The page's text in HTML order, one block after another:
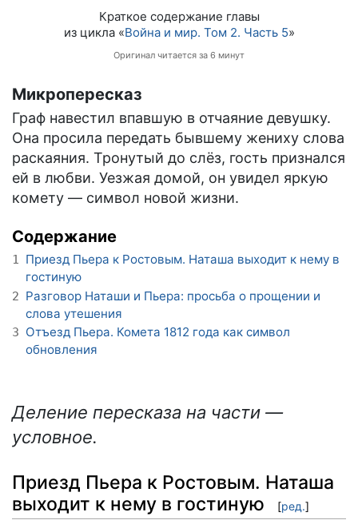
Краткое содержание главы
из цикла «Война и мир. Том 2. Часть 5»
Оригинал читается за 6 минут
Микропересказ
Граф навестил впавшую в отчаяние девушку.
Она просила передать бывшему жениху слова
раскаяния. Тронутый до слёз, гость признался
ей в любви. Уезжая домой, он увидел яркую
комету — символ новой жизни.
Содержание
1 Приезд Пьера к Ростовым. Наташа выходит к нему в
гостиную
2 Разговор Наташи и Пьера: просьба о прощении и
слова утешения
3 Отъезд Пьера. Комета 1812 года как символ
обновления
Деление пересказа на части —
условное.
Приезд Пьера к Ростовым. Наташа
выходит к нему в гостиную
[ред.]